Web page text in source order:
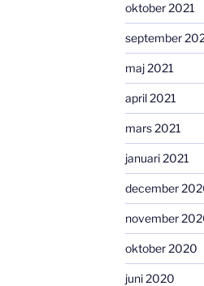
oktober 2021
september
maj 2021
april 2021
mars 2021
januari 2021
december
november
oktober 2020
juni 2020